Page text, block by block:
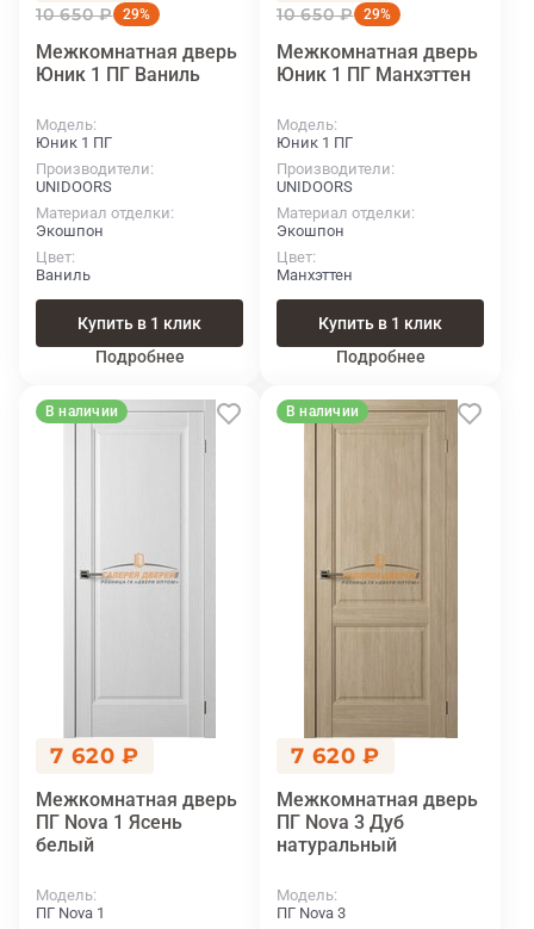
10 650 ₽ 29%
Межкомнатная дверь
Юник 1 ПГ Ваниль
Модель
Юник 1 ПГ
Производители
UNIDOORS
Материал отделки
Экошпон
Цвет
Ваниль
Купить в 1 клик
Подробнее
10 650 ₽ 29%
Межкомнатная дверь
Юник 1 ПГ Манхэттен
Модель
Юник 1 ПГ
Производители
UNIDOORS
Материал отделки
Экошпон
Цвет
Манхэттен
Купить в 1 клик
Подробнее
В наличии
7 620 ₽
Межкомнатная дверь
ПГ Nova 1 Ясень
белый
Модель
ПГ Nova 1
В наличии
7 620 ₽
Межкомнатная дверь
ПГ Nova 3 Дуб
натуральный
Модель
ПГ Nova 3